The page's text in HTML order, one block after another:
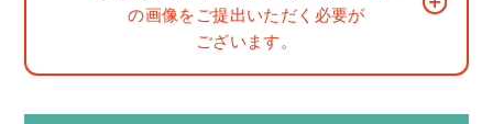
の画像をご提出いただく必要が
ございます。